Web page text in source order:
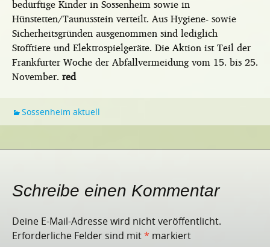
bedürftige Kinder in Sossenheim sowie in
Hünstetten/Taunusstein verteilt. Aus Hygiene- sowie
Sicherheitsgründen ausgenommen sind lediglich
Stofftiere und Elektrospielgeräte. Die Aktion ist Teil der
Frankfurter Woche der Abfallvermeidung vom 15. bis 25.
November. red
Sossenheim aktuell
Schreibe einen Kommentar
Deine E-Mail-Adresse wird nicht veröffentlicht.
Erforderliche Felder sind mit* markiert